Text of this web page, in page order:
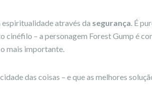
espiritualidade através da segurança. É
cinéfilo – a personagem Forest Gump é
mais importante.
das coisas – e que as melhores